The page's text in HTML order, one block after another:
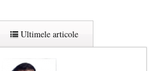
Ultimele articole